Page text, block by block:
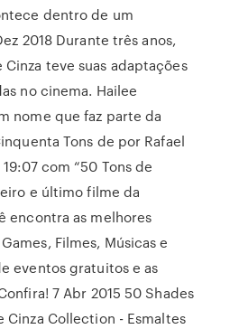
dentro de um
2018 Durante três anos,
teve suas adaptações
no cinema. Hailee
nome que faz parte da
Tons de por Rafael
com “50 Tons de
e último filme da
encontra as melhores
Filmes, Músicas e
eventos gratuitos e as
7 Abr 2015 50 Shades
Cinza Collection - Esmaltes